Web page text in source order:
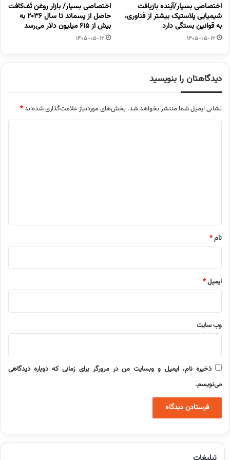
اختصاصی بسپار/آینده بازیافت
شیمیایی پلاستیک بیشتر از فناوری،
به قوانین بستگی دارد
1405-05-12
اختصاصی بسپار/ بازار روغن تَف‌کافت
حاصل از پسماند تا سال ۲۰۳۶ به
بیش از ۶۱۵ میلیون دلار می‌رسد
1405-05-12
دیدگاهتان را بنویسید
نشانی ایمیل شما منتشر نخواهد شد. بخش‌های موردنیاز علامت‌گذاری شده‌اند*
نام*
ایمیل*
وب‌ سایت
ذخیره نام، ایمیل و وبسایت من در مرورگر برای زمانی که دوباره دیدگاهی
می‌نویسم.